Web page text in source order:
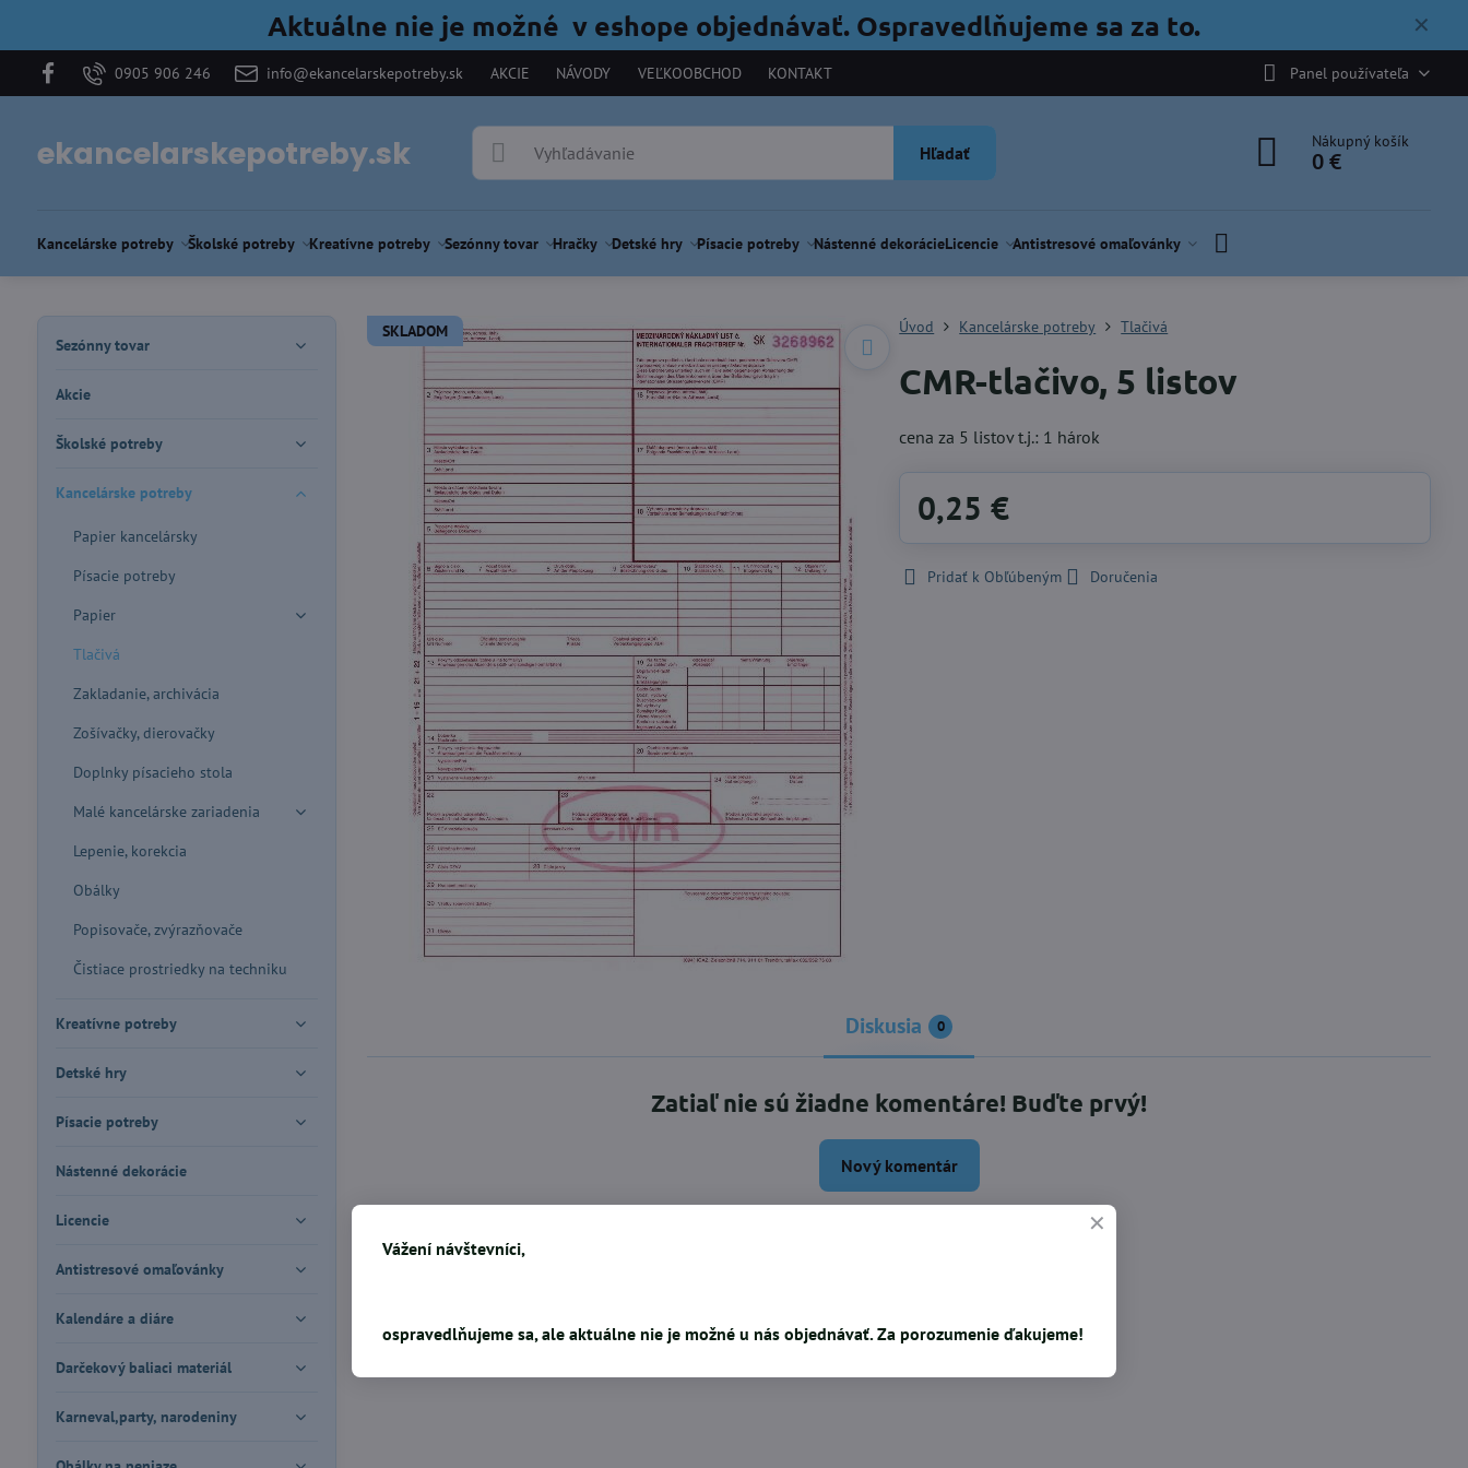
✕
Aktuálne nie je možné v eshope objednávať. Ospravedlňujeme sa za to.
0905 906 246 info@ekancelarskepotreby.sk AKCIE NÁVODY VEĽKOOBCHOD KONTAKT Panel používateľa
ekancelarskepotreby.sk Hľadať
Nákupný košík
0 €
Kancelárske potreby Školské potreby Kreatívne potreby Sezónny tovar Hračky Detské hry Písacie potreby Nástenné dekorácieLicencie Antistresové omaľovánky
SKLADOM Úvod Kancelárske potreby Tlačivá
CMR-tlačivo, 5 listov
cena za 5 listov t.j.: 1 hárok
0,25 €
Pridať k Obľúbeným Doručenia
Diskusia 0
Zatiaľ nie sú žiadne komentáre! Buďte prvý!
Nový komentár
Sezónny tovar
Akcie
Školské potreby
Kancelárske potreby
Papier kancelársky
Písacie potreby
Papier
Tlačivá
Zakladanie, archivácia
Zošívačky, dierovačky
Doplnky písacieho stola
Malé kancelárske zariadenia
Lepenie, korekcia
Obálky
Popisovače, zvýrazňovače
Čistiace prostriedky na techniku
Kreatívne potreby
Detské hry
Písacie potreby
Nástenné dekorácie
Licencie
Antistresové omaľovánky
Kalendáre a diáre
Darčekový baliaci materiál
Karneval,party, narodeniny
Vážení návštevníci,
ospravedlňujeme sa, ale aktuálne nie je možné u nás objednávať. Za porozumenie ďakujeme!